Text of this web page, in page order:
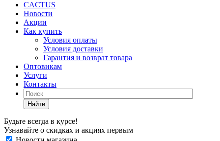
CACTUS
Новости
Акции
Как купить
Условия оплаты
Условия доставки
Гарантия и возврат товара
Оптовикам
Услуги
Контакты
Найти
Будьте всегда в курсе!
Узнавайте о скидках и акциях первым